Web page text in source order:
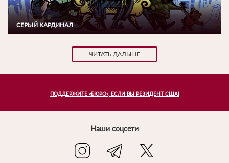
СЕРЫЙ КАРДИНАЛ
ЧИТАТЬ ДАЛЬШЕ
ПОДДЕРЖИТЕ «БЮРО», ЕСЛИ ВЫ РЕЗИДЕНТ США!
Наши соцсети